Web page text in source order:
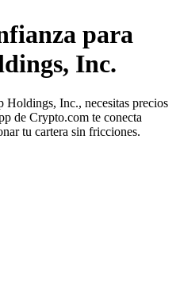
para
Inc.
Inc., necesitas precios
de Crypto.com te conecta
tu cartera sin fricciones.